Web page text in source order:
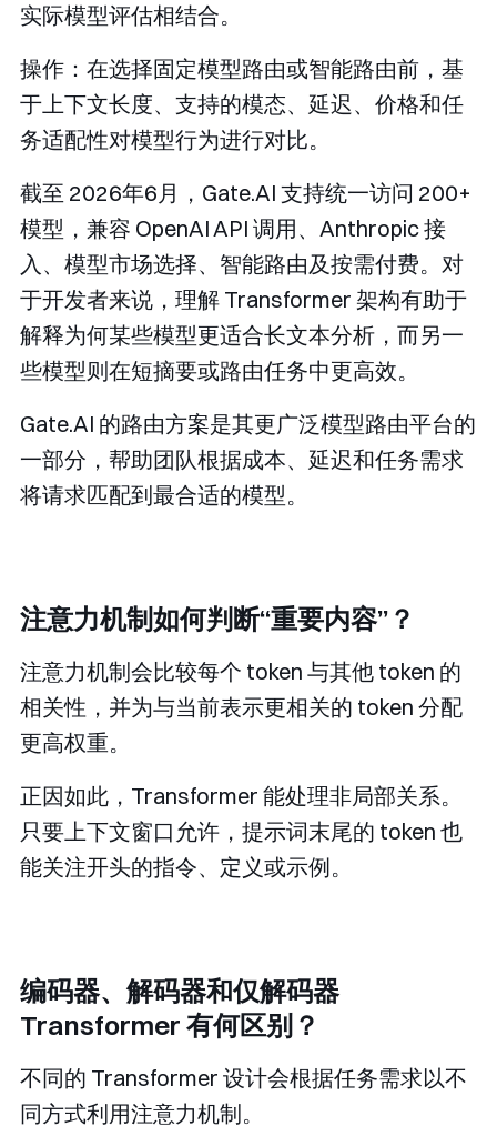
实际模型评估相结合。
操作：在选择固定模型路由或智能路由前，基
于上下文长度、支持的模态、延迟、价格和任
务适配性对模型行为进行对比。
截至 2026年6月，Gate.AI 支持统一访问 200+
模型，兼容 OpenAI API 调用、Anthropic 接
入、模型市场选择、智能路由及按需付费。对
于开发者来说，理解 Transformer 架构有助于
解释为何某些模型更适合长文本分析，而另一
些模型则在短摘要或路由任务中更高效。
Gate.AI 的路由方案是其更广泛模型路由平台的
一部分，帮助团队根据成本、延迟和任务需求
将请求匹配到最合适的模型。
注意力机制如何判断“重要内容”？
注意力机制会比较每个 token 与其他 token 的
相关性，并为与当前表示更相关的 token 分配
更高权重。
正因如此，Transformer 能处理非局部关系。
只要上下文窗口允许，提示词末尾的 token 也
能关注开头的指令、定义或示例。
编码器、解码器和仅解码器
Transformer 有何区别？
不同的 Transformer 设计会根据任务需求以不
同方式利用注意力机制。